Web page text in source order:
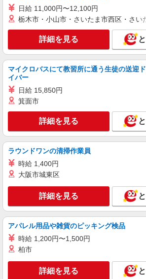
収例＞ 月21日勤務の場合
×21日⇒243,600円＋交通
キープ
パーソルファクトリーパートナーズ株式会社
社内システムの入力など
時給1700円 ※交通費全
【月収例】33.5万円（20
キープ
派遣社員
株式会社テクノ・サービス/お仕事No/0861792
機械オペレーター作業
時給1400円 月収例：
日出勤手当て等が含まれています）
給 岐阜県大垣市 ＊車・バ
キープ
株式会社グロップ 岐阜オフィス
機械オペレーター／電子
時給1,400円〜1,750円＋
業代は別途全額支給（法定
日給 11,000円〜12,100円
栃木市・小山市・さいたま市西区・さ
詳細を見る
マイクロバスにて教習所に通う生徒の送迎
イバー
日給 15,850円
箕面市
詳細を見る
ラウンドワンの清掃作業員
時給 1,400円
大阪市城東区
詳細を見る
アパレル用品や雑貨のピッキング検品
時給 1,200円〜1,500円
柏市
詳細を見る